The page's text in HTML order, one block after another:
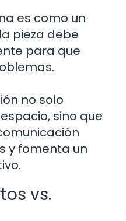
es como un
pieza debe
para que
no solo
sino que
y fomenta un
vs.